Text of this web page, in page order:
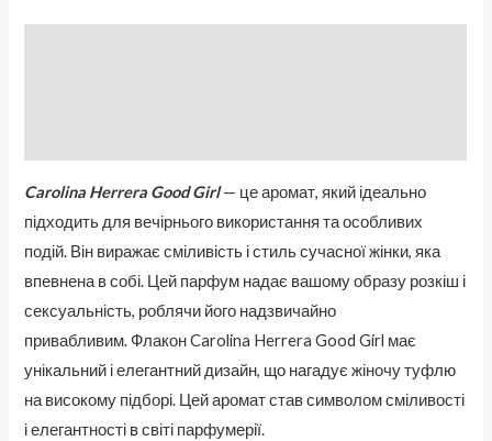
Carolina Herrera Good Girl— це аромат, який ідеально
підходить для вечірнього використання та особливих
подій. Він виражає сміливість і стиль сучасної жінки, яка
впевнена в собі. Цей парфум надає вашому образу розкіш і
сексуальність, роблячи його надзвичайно
привабливим. Флакон Carolina Herrera Good Girl має
унікальний і елегантний дизайн, що нагадує жіночу туфлю
на високому підборі. Цей аромат став символом сміливості
і елегантності в світі парфумерії.